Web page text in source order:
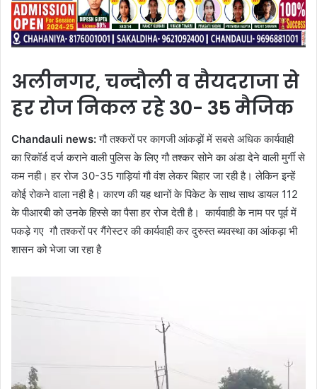
अलीनगर, चन्दौली व सैयदराजा से
हर रोज निकल रहे 30- 35 मैजिक
Chandauli news:गौ तश्करों पर कागजी आंकड़ों में सबसे अधिक कार्यवाही
का रिकॉर्ड दर्ज कराने वाली पुलिस के लिए गौ तश्कर सोने का अंडा देने वाली मुर्गी से
कम नही। हर रोज 30-35 गाड़ियां गौ वंश लेकर बिहार जा रही है। लेकिन इन्हें
कोई रोकने वाला नही है। कारण की यह थानों के पिकेट के साथ साथ डायल 112
के पीआरबी को उनके हिस्से का पैसा हर रोज देती है। कार्यवाही के नाम पर पूर्व में
पकड़े गए गौ तश्करों पर गैंगेस्टर की कार्यवाही कर दुरुस्त ब्यवस्था का आंकड़ा भी
शासन को भेजा जा रहा है